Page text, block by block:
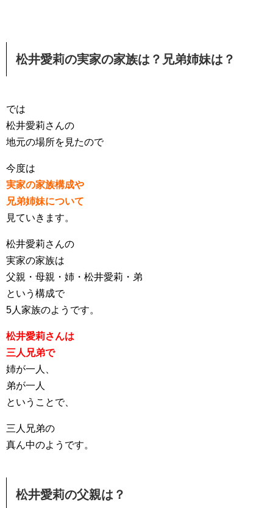
松井愛莉の実家の家族は？兄弟姉妹は？
では
松井愛莉さんの
地元の場所を見たので
今度は
実家の家族構成や
兄弟姉妹について
見ていきます。
松井愛莉さんの
実家の家族は
父親・母親・姉・松井愛莉・弟
という構成で
5人家族のようです。
松井愛莉さんは
三人兄弟で
姉が一人、
弟が一人
ということで、
三人兄弟の
真ん中のようです。
松井愛莉の父親は？